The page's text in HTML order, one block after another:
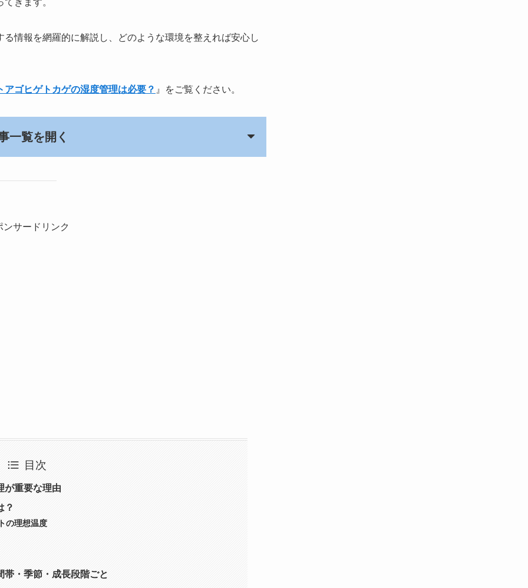
きます。
情報を網羅的に解説し、どのような環境を整えれば安心し
アゴヒゲトカゲの湿度管理は必要？ 』をご覧ください。
一覧を開く
ンサードリンク
目次
が重要な理由
？
の理想温度
帯・季節・成長段階ごと